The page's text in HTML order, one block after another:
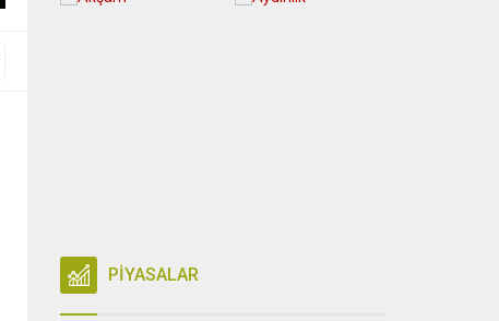
PİYASALAR